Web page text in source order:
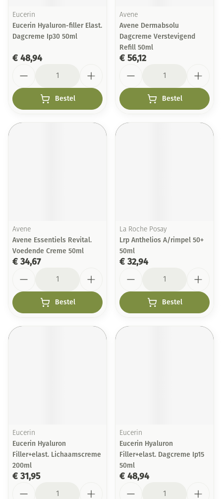
Eucerin
Eucerin Hyaluron-filler Elast.
Dagcreme Ip30 50ml
€ 48,94
Bestel
Avene
Avene Dermabsolu
Dagcreme Verstevigend
Refill 50ml
€ 56,12
Bestel
Avene
Avene Essentiels Revital.
Voedende Creme 50ml
€ 34,67
Bestel
La Roche Posay
Lrp Anthelios A/rimpel 50+
50ml
€ 32,94
Bestel
Eucerin
Eucerin Hyaluron
Filler+elast. Lichaamscreme
200ml
€ 31,95
Eucerin
Eucerin Hyaluron
Filler+elast. Dagcreme Ip15
50ml
€ 48,94